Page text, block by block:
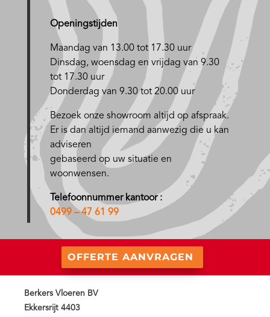
Openingstijden
Maandag van 13.00 tot 17.30 uur
Dinsdag, woensdag en vrijdag van 9.30
tot 17.30 uur
Donderdag van 9.30 tot 20.00 uur
Bezoek onze showroom altijd op afspraak.
Er is dan altijd iemand aanwezig die u kan
adviseren
gebaseerd op uw situatie en
woonwensen.
Telefoonnummer kantoor :
0499 – 47 61 99
OFFERTE AANVRAGEN
Berkers Vloeren BV
Ekkersrijt 4403